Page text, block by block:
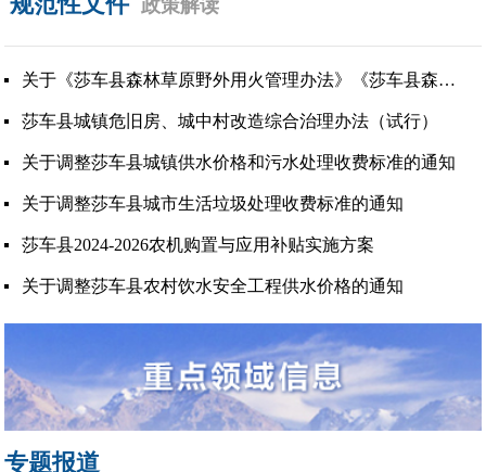
政策解读
关于《莎车县森林草原野外用火管理办法》《莎车县森林草原违法违规野外用火举报奖励办法》草案征求意见的公...
莎车县城镇危旧房、城中村改造综合治理办法（试行）
关于调整莎车县城镇供水价格和污水处理收费标准的通知
关于调整莎车县城市生活垃圾处理收费标准的通知
莎车县2024-2026农机购置与应用补贴实施方案
关于调整莎车县农村饮水安全工程供水价格的通知
专题报道